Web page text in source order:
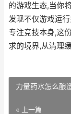
的游戏生态,当你
发现不仅游戏运
专注竞技本身,这
求的境界,从清理
力量药水怎么酿
« 上一篇